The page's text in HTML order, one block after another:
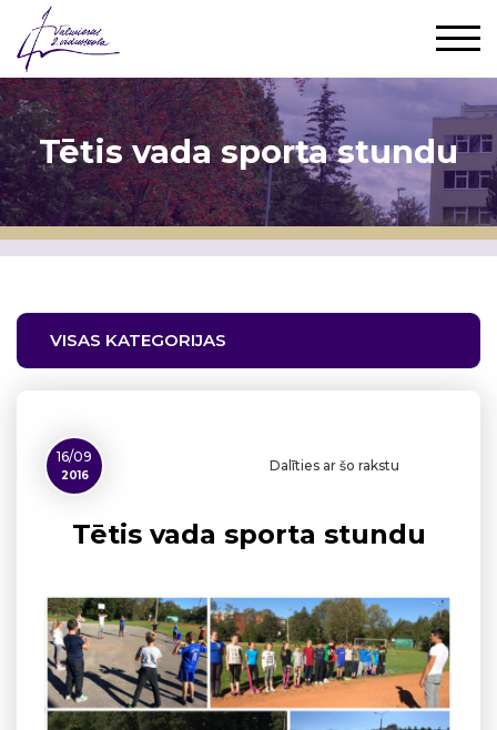
Tētis vada sporta stundu
VISAS KATEGORIJAS
16/09
2016
Dalīties ar šo rakstu
Tētis vada sporta stundu